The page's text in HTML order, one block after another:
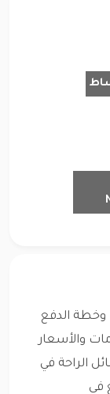
وخطة الدفع
والأسعار
الراحة في